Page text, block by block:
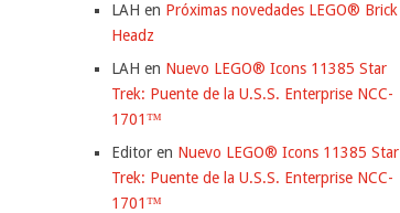
LAH en Próximas novedades LEGO® Brick
Headz
LAH en Nuevo LEGO® Icons 11385 Star
Trek: Puente de la U.S.S. Enterprise NCC-
1701™
Editoren Nuevo LEGO® Icons 11385 Star
Trek: Puente de la U.S.S. Enterprise NCC-
1701™